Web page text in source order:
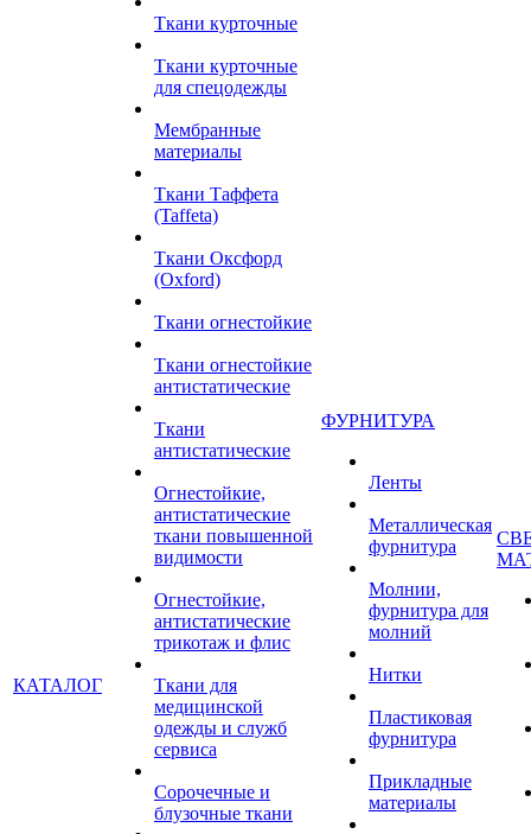
КАТАЛОГ
Ткани курточные
Ткани курточные
для спецодежды
Мембранные
материалы
Ткани Таффета
(Taffeta)
Ткани Оксфорд
(Oxford)
Ткани огнестойкие
Ткани огнестойкие
антистатические
Ткани
антистатические
Огнестойкие,
антистатические
ткани повышенной
видимости
Огнестойкие,
антистатические
трикотаж и флис
Ткани для
медицинской
одежды и служб
сервиса
Сорочечные и
блузочные ткани
ФУРНИТУРА
Ленты
Металлическая
фурнитура
Молнии,
фурнитура для
молний
Нитки
Пластиковая
фурнитура
Прикладные
материалы